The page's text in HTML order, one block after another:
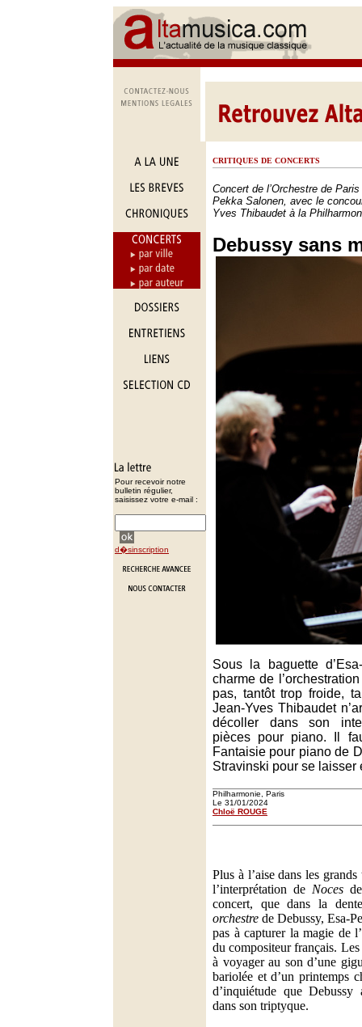
Pour recevoir notre
bulletin régulier,
saisissez votre e-mail :
d�sinscription
CRITIQUES DE CONCERTS
Concert de l’Orchestre de
Pekka Salonen, avec le
Yves Thibaudet à la
Debussy sans
Sous la baguette
charme de
pas, tantôt trop froide,
Jean-Yves Thibaudet
décoller dans son
pièces pour piano. Il
Fantaisie pour piano de
Stravinski pour se laisser
Philharmonie, Paris
Le 31/01/2024
Chloë ROUGE
Plus à l’aise dans les
l’interprétation de Noces
concert, que dans la
orchestre de Debussy, Esa-
pas à capturer la magie de
du compositeur français. Les
à voyager au son d’une
bariolée et d’un printemps
d’inquiétude que Debussy
dans son triptyque.